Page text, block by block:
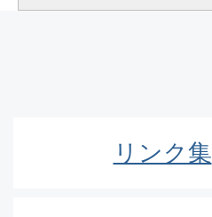
リンク集